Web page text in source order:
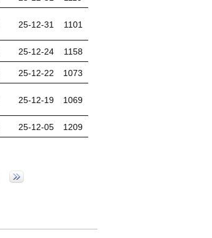
25-12-31 1101
25-12-24 1158
25-12-22 1073
25-12-19 1069
25-12-05 1209